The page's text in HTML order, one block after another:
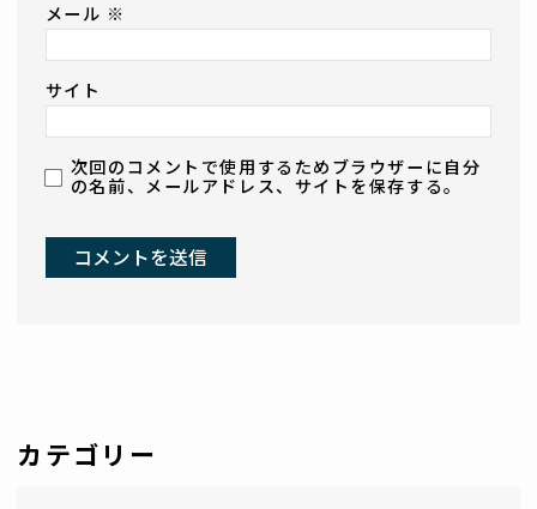
メール ※
サイト
次回のコメントで使用するためブラウザーに自分
の名前、メールアドレス、サイトを保存する。
カテゴリー